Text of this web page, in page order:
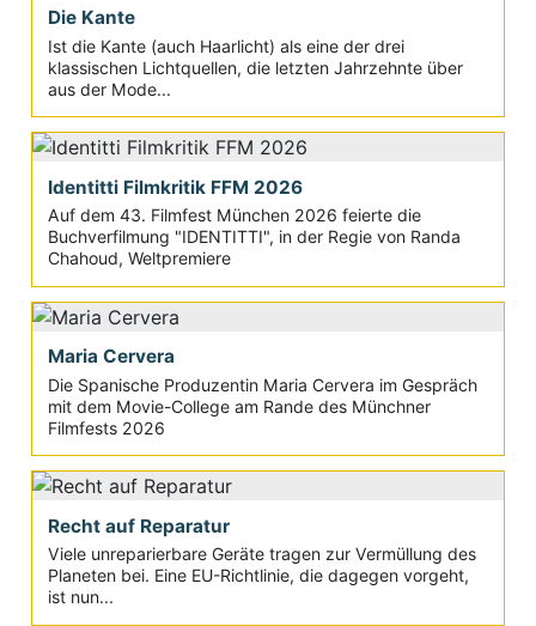
Die Kante
Ist die Kante (auch Haarlicht) als eine der drei
klassischen Lichtquellen, die letzten Jahrzehnte über
aus der Mode...
Identitti Filmkritik FFM 2026
Auf dem 43. Filmfest München 2026 feierte die
Buchverfilmung "IDENTITTI", in der Regie von Randa
Chahoud, Weltpremiere
Maria Cervera
Die Spanische Produzentin Maria Cervera im Gespräch
mit dem Movie-College am Rande des Münchner
Filmfests 2026
Recht auf Reparatur
Viele unreparierbare Geräte tragen zur Vermüllung des
Planeten bei. Eine EU-Richtlinie, die dagegen vorgeht,
ist nun...